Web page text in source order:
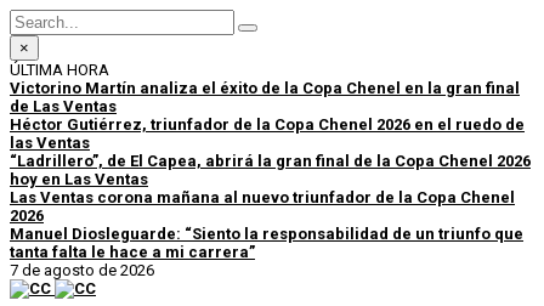
×
ÚLTIMA HORA
Victorino Martín analiza el éxito de la Copa Chenel en la gran final
de Las Ventas
Héctor Gutiérrez, triunfador de la Copa Chenel 2026 en el ruedo de
las Ventas
“Ladrillero”, de El Capea, abrirá la gran final de la Copa Chenel 2026
hoy en Las Ventas
Las Ventas corona mañana al nuevo triunfador de la Copa Chenel
2026
Manuel Diosleguarde: “Siento la responsabilidad de un triunfo que
tanta falta le hace a mi carrera”
7 de agosto de 2026